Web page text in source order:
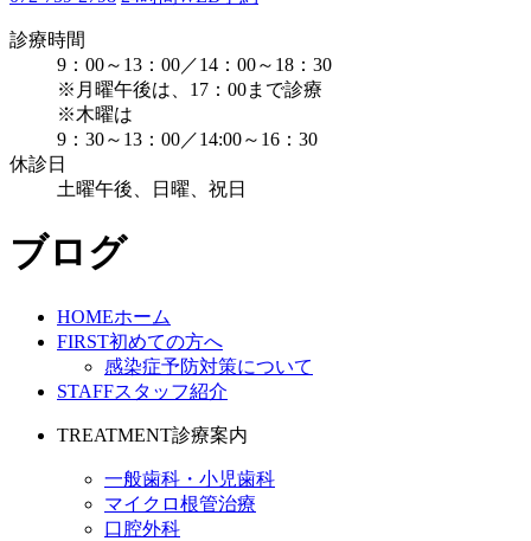
診療時間
9：00～13：00／14：00～18：30
※月曜午後は、17：00まで診療
※木曜は
9：30～13：00／14:00～16：30
休診日
土曜午後、日曜、祝日
ブログ
HOMEホーム
FIRST初めての方へ
感染症予防対策について
STAFFスタッフ紹介
TREATMENT診療案内
一般歯科・小児歯科
マイクロ根管治療
口腔外科